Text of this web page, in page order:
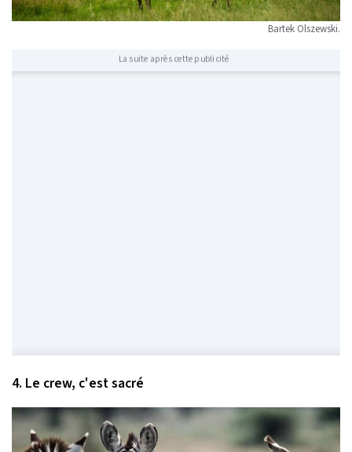
Bartek Olszewski.
La suite après cette publicité
4. Le crew, c'est sacré